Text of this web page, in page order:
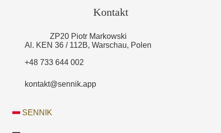
Kontakt
ZP20 Piotr Markowski
Al. KEN 36 / 112B, Warschau, Polen
+48 733 644 002
kontakt@sennik.app
SENNIK